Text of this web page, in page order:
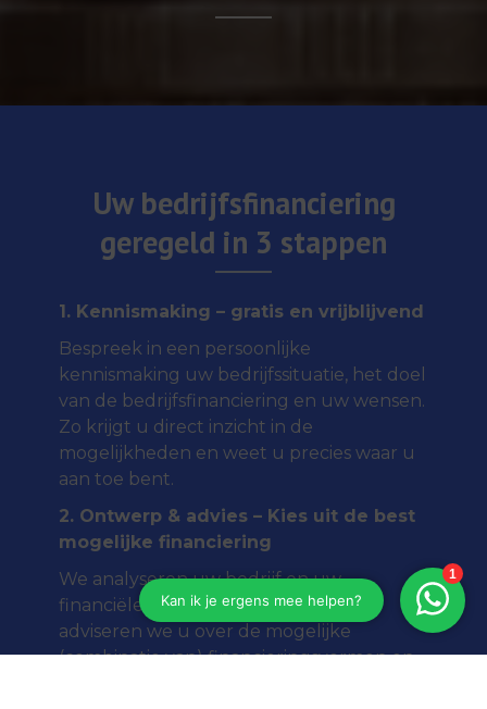
Uw bedrijfsfinanciering
geregeld in 3 stappen
1. Kennismaking – gratis en vrijblijvend
Bespreek in een persoonlijke
kennismaking uw bedrijfssituatie, het doel
van de bedrijfsfinanciering en uw wensen.
Zo krijgt u direct inzicht in de
mogelijkheden en weet u precies waar u
aan toe bent.
2. Ontwerp & advies – Kies uit de best
mogelijke financiering
We analyseren uw bedrijf en uw
financiële situatie. Op basis daarvan
adviseren we u over de mogelijke
(combinatie van) financieringsvormen en